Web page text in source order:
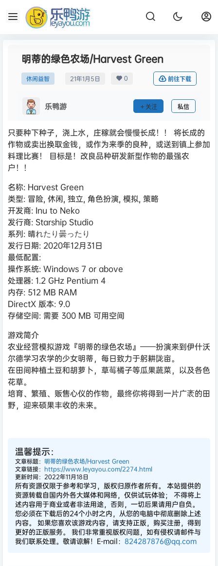
明蒂的绿色农场/Harvest Green
休闲益智 21年1月5日 0 前往下载
乐鸭游 关注 私信
只要种下种子，浇上水，庄稼就会慢慢长成！！ 将长成的
作物或卖出换取金钱，或作为来季的良种，或送到镇上参加
料理比赛！ 目标是！改良品种研发新型作物的最强农
户！！
名称: Harvest Green
类型: 冒险, 休闲, 独立, 角色扮演, 模拟, 策略
开发商: Inu to Neko
发行商: Starship Studio
系列: 晴れたり曇ったり
发行日期: 2020年12月31日
最低配置:
操作系统: Windows 7 or above
处理器: 1.2 GHz Pentium 4
内存: 512 MB RAM
DirectX 版本: 9.0
存储空间: 需要 300 MB 可用空间
游戏简介
农业经营模拟游戏『明蒂的绿色农场』——扮演来到伊什沃
尔德学习农学的少女明蒂，每日致力于躬耕陇亩。
在田间种植土豆和胡萝卜，草莓橘子等瓜果蔬菜，以及各色
花草。
培育、繁殖、贩售心仪的作物，最终你将得到一片广袤的田
野，迎来硕果丰收的未来。
温馨提示：
文章标题： 明蒂的绿色农场/Harvest Green
文章链接： https://www.leyayou.com/2274.html
更新时间：2022年11月18日
所有资源仅限于参考和学习，版权归原作者所有。 本站提供的
资源转载自国内外各大媒体和网络，仅供试玩体验； 不得将上
述内容用于商业或者非法用途，否则，一切后果请用户自负。
您必须在下载后的24个小时之内，从您的电脑中彻底删除上述
内容。 如果您喜欢该游戏内容，请支持正版，购买注册，得到
更好的正版服务。 我们非常重视版权问题，如有侵权请邮件与
我们联系处理。敬请谅解！E-mail： 824287876@qq.com